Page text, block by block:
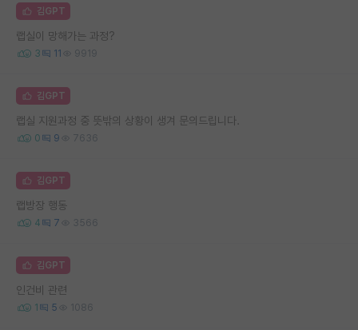
김GPT
랩실이 망해가는 과정?
3 11 9919
김GPT
랩실 지원과정 중 뜻밖의 상황이 생겨 문의드립니다.
0 9 7636
김GPT
랩방장 행동
4 7 3566
김GPT
인건비 관련
1 5 1086